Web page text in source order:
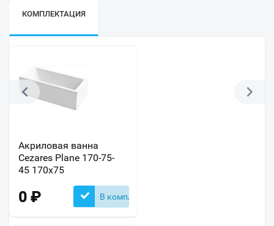
КОМПЛЕКТАЦИЯ
Акриловая ванна
Cezares Plane 170-75-
45 170х75
0 ₽ В комплекте